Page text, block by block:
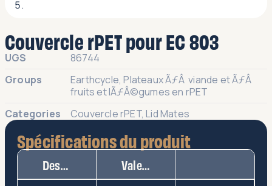
Couvercle rPET pour EC 803
UGS
86744
Groups
Earthcycle,Plateaux ÃƒÂ viande et ÃƒÂ
fruits et lÃƒÂ©gumes en rPET
Categories
Couvercle rPET,Lid Mates
Spécifications du produit
Description Valeur